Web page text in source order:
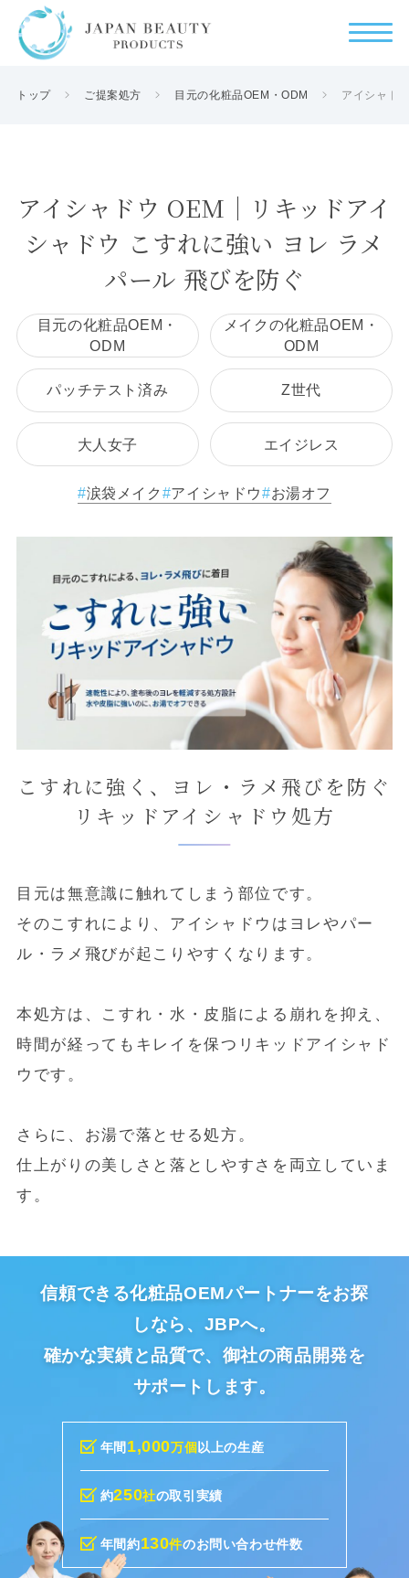
トップ ご提案処方 目元の化粧品OEM・ODM アイシャド
アイシャドウ OEM｜リキッドアイ
シャドウ こすれに強い ヨレ ラメ
パール 飛びを防ぐ
目元の化粧品OEM・
ODM
メイクの化粧品OEM・
ODM
パッチテスト済み Z世代
大人女子 エイジレス
涙袋メイク アイシャドウ お湯オフ
こすれに強く、ヨレ・ラメ飛びを防ぐ
リキッドアイシャドウ処方
目元は無意識に触れてしまう部位です。
そのこすれにより、アイシャドウはヨレやパー
ル・ラメ飛びが起こりやすくなります。
本処方は、こすれ・水・皮脂による崩れを抑え、
時間が経ってもキレイを保つリキッドアイシャド
ウです。
さらに、お湯で落とせる処方。
仕上がりの美しさと落としやすさを両立していま
す。
信頼できる化粧品OEMパートナーをお探
しなら、JBPへ。
確かな実績と品質で、御社の商品開発を
サポートします。
年間 1,000万個 以上の生産
約250社の取引実績
年間約130件のお問い合わせ件数